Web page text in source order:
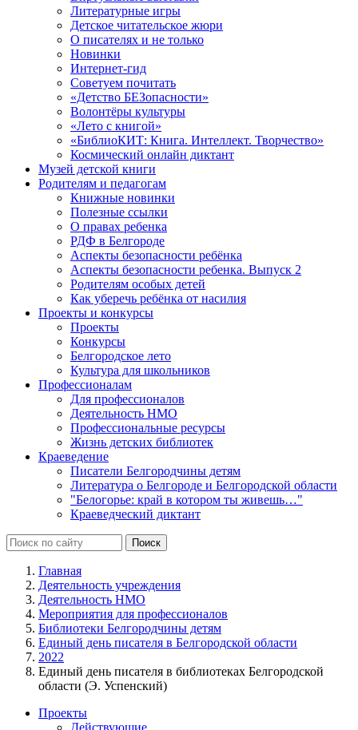
Литературные игры
Детское читательское жюри
О писателях и не только
Новинки
Интернет-гид
Советуем почитать
«Детство БЕЗопасности»
Волонтёры культуры
«Лето с книгой»
«БиблиоКИТ: Книга. Интеллект. Творчество»
Космический онлайн диктант
Музей детской книги
Родителям и педагогам
Книжные новинки
Полезные ссылки
О правах ребенка
РДФ в Белгороде
Аспекты безопасности ребёнка
Аспекты безопасности ребенка. Выпуск 2
Родителям особых детей
Как уберечь ребёнка от насилия
Проекты и конкурсы
Проекты
Конкурсы
Белгородское лето
Культура для школьников
Профессионалам
Для профессионалов
Деятельность НМО
Профессиональные ресурсы
Жизнь детских библиотек
Краеведение
Писатели Белгородчины детям
Литература о Белгороде и Белгородской области
"Белогорье: край в котором ты живешь…"
Краеведческий диктант
Главная
Деятельность учреждения
Деятельность НМО
Мероприятия для профессионалов
Библиотеки Белгородчины детям
Единый день писателя в Белгородской области
2022
Единый день писателя в библиотеках Белгородской
области (Э. Успенский)
Проекты
Действующие